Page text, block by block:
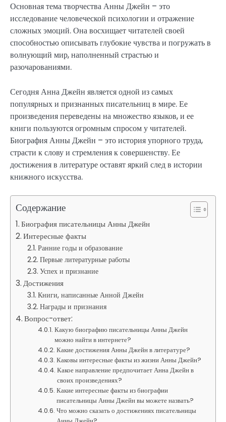
Основная тема творчества Анны Джейн – это
исследование человеческой психологии и отражение
сложных эмоций. Она восхищает читателей своей
способностью описывать глубокие чувства и погружать в
волнующий мир, наполненный страстью и
разочарованиями.
Сегодня Анна Джейн является одной из самых
популярных и признанных писательниц в мире. Ее
произведения переведены на множество языков, и ее
книги пользуются огромным спросом у читателей.
Биография Анны Джейн – это история упорного труда,
страсти к слову и стремления к совершенству. Ее
достижения в литературе оставят яркий след в истории
книжного искусства.
Содержание
Биография писательницы Анны Джейн
Интересные факты
Ранние годы и образование
Первые литературные работы
Успех и признание
Достижения
Книги, написанные Анной Джейн
Награды и признания
Вопрос-ответ:
Какую биографию писательницы Анны Джейн
можно найти в интернете?
Какие достижения Анны Джейн в литературе?
Каковы интересные факты из жизни Анны Джейн?
Какое направление предпочитает Анна Джейн в
своих произведениях?
Какие интересные факты из биографии
писательницы Анны Джейн вы можете назвать?
Что можно сказать о достижениях писательницы